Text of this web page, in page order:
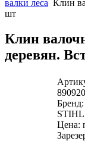
валки леса Клин
шт
Клин
деревян.
Бренд:
STIHL
Цена: